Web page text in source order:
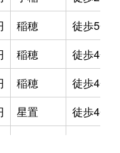
稲穂
徒歩5分
稲穂
徒歩4分
稲穂
徒歩4分
星置
徒歩4分